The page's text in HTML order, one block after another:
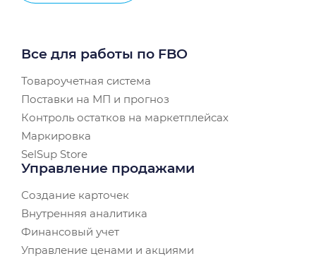
Все для работы по FBO
Товароучетная система
Поставки на МП и прогноз
Контроль остатков на маркетплейсах
Маркировка
SelSup Store
Управление продажами
Создание карточек
Внутренняя аналитика
Финансовый учет
Управление ценами и акциями